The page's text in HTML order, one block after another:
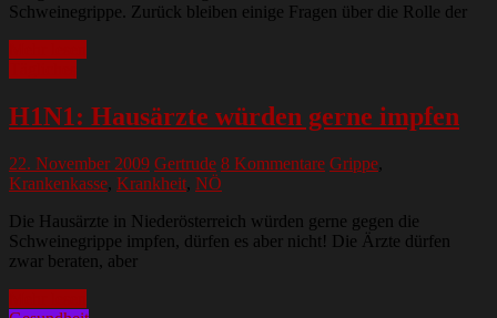
Schweinegrippe. Zurück bleiben einige Fragen über die Rolle der
H1N1: Hausärzte würden gerne impfen
22. November 2009 Gertrude 8 Kommentare Grippe,
Krankenkasse, Krankheit, NÖ
Die Hausärzte in Niederösterreich würden gerne gegen die
Schweinegrippe impfen, dürfen es aber nicht! Die Ärzte dürfen
zwar beraten, aber